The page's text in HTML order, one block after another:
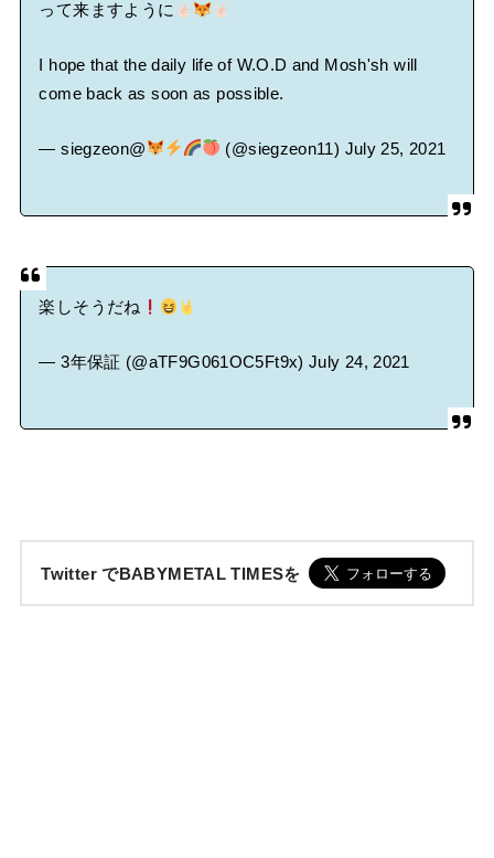
って来ますように
I hope that the daily life of W.O.D and Mosh'sh will
come back as soon as possible.
— siegzeon@ (@siegzeon11) July 25, 2021
楽しそうだね
— 3年保証 (@aTF9G061OC5Ft9x)July 24, 2021
Twitter でBABYMETAL TIMESを